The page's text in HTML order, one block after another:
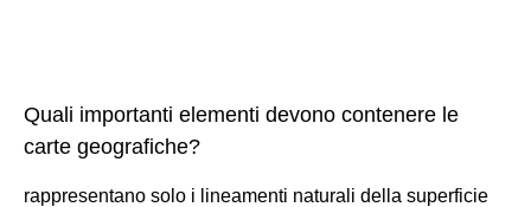
Quali importanti elementi devono contenere le
carte geografiche?
rappresentano solo i lineamenti naturali della superficie